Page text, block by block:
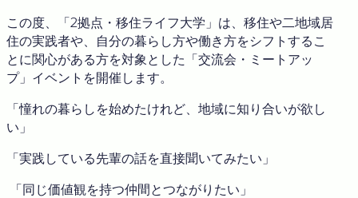
この度、「2拠点・移住ライフ大学」は、移住や二地域居
住の実践者や、自分の暮らし方や働き方をシフトするこ
とに関心がある方を対象とした「交流会・ミートアッ
プ」イベントを開催します。
「憧れの暮らしを始めたけれど、地域に知り合いが欲し
い」
「実践している先輩の話を直接聞いてみたい」
「同じ価値観を持つ仲間とつながりたい」